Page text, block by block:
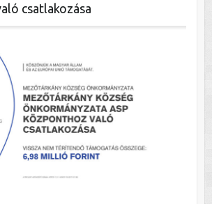
csatlakozása